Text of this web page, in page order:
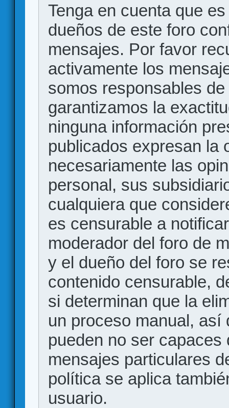
Tenga en cuenta que
dueños de este foro
mensajes. Por favor
activamente los
somos responsables
garantizamos la
ninguna información
publicados expresan la
necesariamente las
personal, sus
cualquiera que
es censurable a
moderador del foro de
y el dueño del foro se
contenido censurable,
si determinan que la
un proceso manual, así
pueden no ser
mensajes particulares
política se aplica
usuario.